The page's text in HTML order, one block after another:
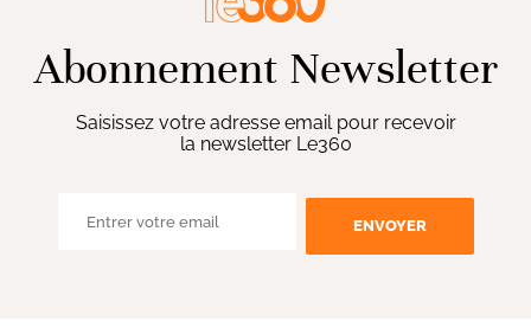
Abonnement Newsletter
Saisissez votre adresse email pour recevoir
la newsletter Le360
ENVOYER